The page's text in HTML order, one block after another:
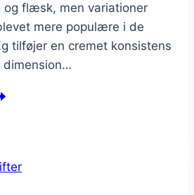
og flæsk, men variationer
mere populære i de
tilføjer en cremet konsistens
dimension…